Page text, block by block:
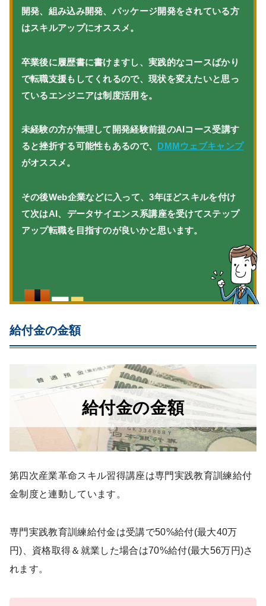
開発、組み込み開発、パッケージ開発をされている方
はスキルアップにオススメ。
卒業後に履歴書に書けますし、実践的なコースばかり
で転職支援もしてくれるので、現状を変えたいと思っ
ているエンジニアは制度活用を。
未経験の方が無理して開発経験前提のAIコース受講す
ると挫折する可能性もあるので、
DMMウェブキャンプ
がオススメ。
その後Web企業などに入って、3年ほどスキルを付け
て次はAI、データサイエンス系講座を受けてステップ
アップ転職を目指すのが良いかと思います。
給付金の金額
給付金の金額
第四次産業革命スキル習得講座は専門実践教育訓練給付
金制度と連動しています。
専門実践教育訓練給付金は受講で50%給付(最大40万
円)、資格取得＆就業した場合は70%給付(最大56万円)さ
れます。